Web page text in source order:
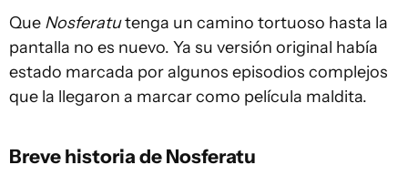
Que Nosferatutenga un camino tortuoso hasta la
pantalla no es nuevo. Ya su versión original había
estado marcada por algunos episodios complejos
que la llegaron a marcar como película maldita.
Breve historia de Nosferatu